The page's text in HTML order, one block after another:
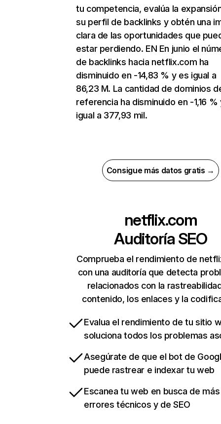
tu competencia, evalúa la
su perfil de backlinks y obtén una
clara de las oportunidades que
estar perdiendo. EN En junio el
de backlinks hacia netflix.com ha
disminuido en -14,83 % y es igual a
86,23 M. La cantidad de dominios
referencia ha disminuido en -1,16 %
igual a 377,93 mil.
Consigue más datos gratis →
netflix.com
Auditoría SEO
Comprueba el rendimiento de
con una auditoría que detecta
relacionados con la
contenido, los enlaces y la
Evalua el rendimiento de tu sitio
soluciona todos los problemas
Asegúrate de que el bot de
puede rastrear e indexar tu web
Escanea tu web en busca de
errores técnicos y de SEO